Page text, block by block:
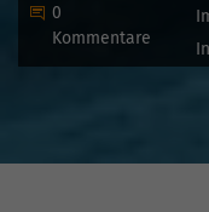
Beginne eine
0
Kommentare